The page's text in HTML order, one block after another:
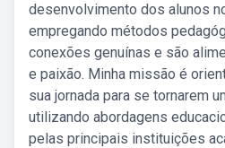
desenvolvimento dos alunos
empregando métodos
conexões genuínas e são
e paixão. Minha missão é
sua jornada para se tornarem
utilizando abordagens
pelas principais instituições